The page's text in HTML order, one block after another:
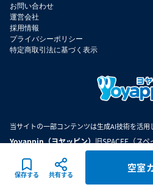
保存する 共有する
空室
お問い合わせ
運営会社
採用情報
プライバシーポリシー
特定商取引法に基づく表示
当サイトの一部コンテンツは生成AI技術を活用
Yoyappin（ヨヤッピン）旧SPACEE（ス
©2026Spacee inc.